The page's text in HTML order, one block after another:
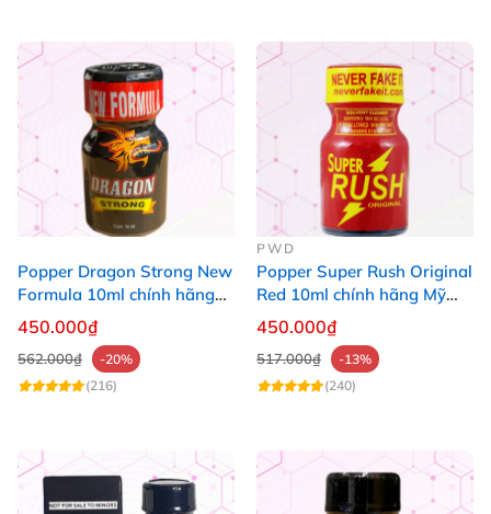
Popper Dragon Strong New
Formula 10ml chính hãng
Mỹ dành cho Top Bot
450.000₫
562.000₫
-20%
(216)
PWD
Popper Super Rush Original
Red 10ml chính hãng Mỹ
USA PWD
450.000₫
517.000₫
-13%
(240)